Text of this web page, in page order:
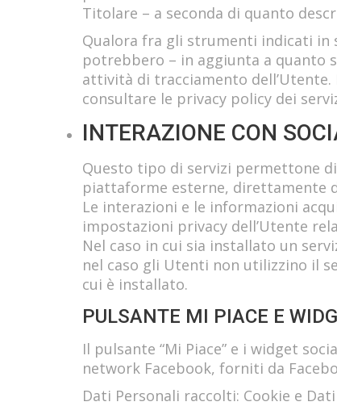
Titolare – a seconda di quanto
Qualora fra gli strumenti indicati in
potrebbero – in aggiunta a quanto
attività di tracciamento
consultare le privacy policy dei
INTERAZIONE CON
Questo tipo di servizi permettone
piattaforme esterne, direttamente
Le interazioni e le informazioni
impostazioni privacy dell’Utente
Nel caso in cui sia installato un
nel caso gli Utenti non utilizzino il
cui è installato.
PULSANTE MI PIACE E
Il pulsante “Mi Piace” e i widget
network Facebook, forniti da
Dati Personali raccolti: Cookie e